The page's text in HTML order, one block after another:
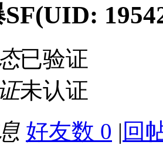
(UID:
已验证
未认证
好友数 0 | 回